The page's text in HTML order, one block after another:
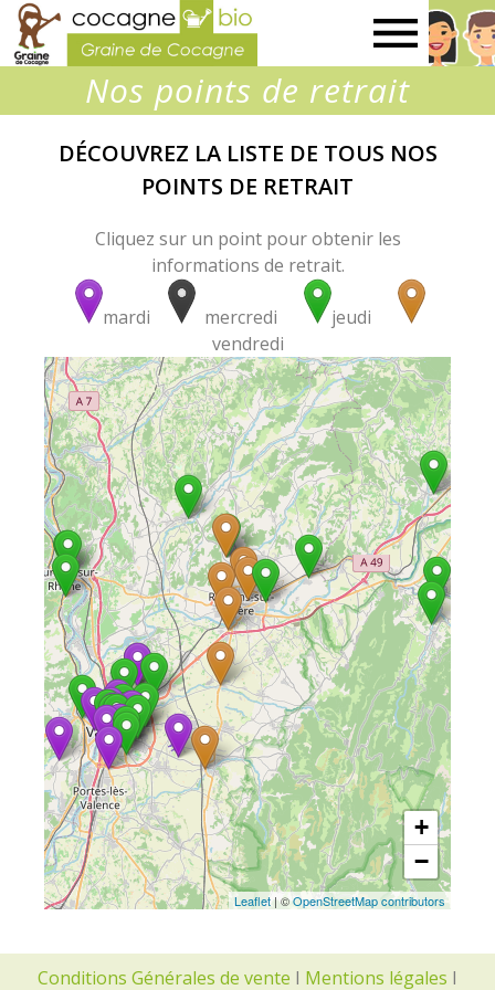
de
Cocagne
Nos points de retrait
DÉCOUVREZ LA LISTE DE TOUS NOS
POINTS DE RETRAIT
Cliquez sur un point pour obtenir les
informations de retrait.
mardi mercredi
jeudi
vendredi
+
−
Leaflet | ©OpenStreetMap contributors
Conditions Générales de vente I Mentions légales I